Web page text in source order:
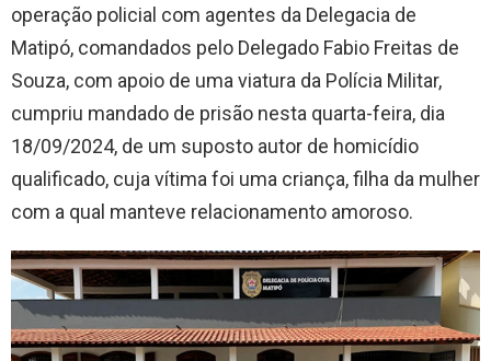
operação policial com agentes da Delegacia de
Matipó, comandados pelo Delegado Fabio Freitas de
Souza, com apoio de uma viatura da Polícia Militar,
cumpriu mandado de prisão nesta quarta-feira, dia
18/09/2024, de um suposto autor de homicídio
qualificado, cuja vítima foi uma criança, filha da mulher
com a qual manteve relacionamento amoroso.